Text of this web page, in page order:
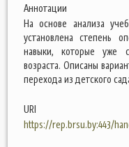
Аннотации
На основе анализа
установлена степень
навыки, которые уже
возраста. Описаны
перехода из детского
URI
https://rep.brsu.by:443/